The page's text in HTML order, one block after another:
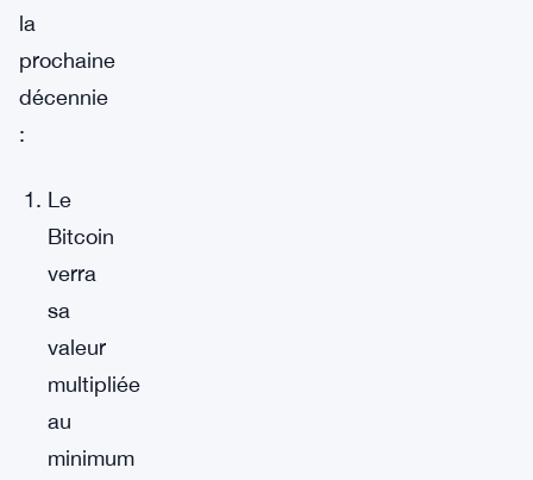
la
prochaine
décennie
:
Le
Bitcoin
verra
sa
valeur
multipliée
au
minimum